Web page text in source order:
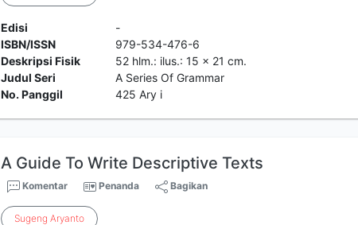
Edisi
-
ISBN/ISSN
979-534-476-6
Deskripsi Fisik
52 hlm.: ilus.: 15 x 21 cm.
Judul Seri
A Series Of Grammar
No. Panggil
425 Ary i
A Guide To Write Descriptive Texts
Komentar Penanda Bagikan
Sugeng Aryanto